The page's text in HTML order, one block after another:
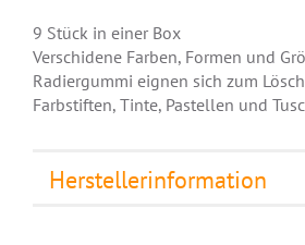
9 Stück in einer Box
Verschidene Farben, Formen und
Radiergummi eignen sich zum
Farbstiften, Tinte, Pastellen und
Herstellerinformation